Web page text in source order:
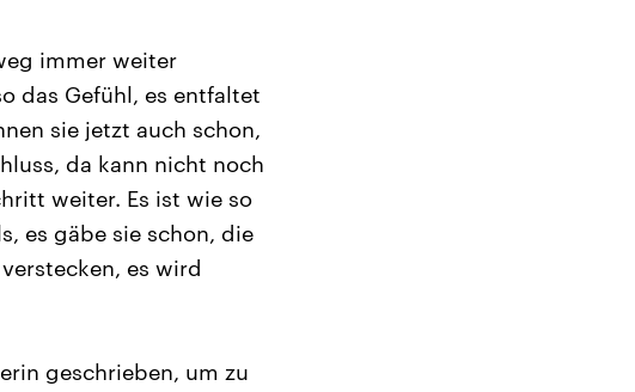
immer weiter
das Gefühl, es entfaltet
sie jetzt auch schon,
da kann nicht noch
weiter. Es ist wie so
es gäbe sie schon, die
es wird
geschrieben, um zu